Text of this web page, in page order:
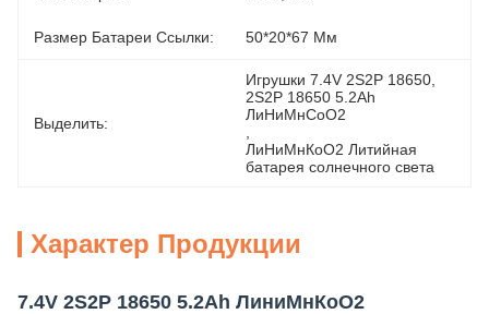
Размер Батареи Ссылки: 50*20*67 Мм
Выделить:
Игрушки 7.4V 2S2P 18650
2S2P 18650 5.2Ah
ЛиНиМнCoO2
ЛиНиМнКоО2 Литийная
батарея солнечного света
Характер Продукции
7.4V 2S2P 18650 5.2Ah ЛиниМнКоО2